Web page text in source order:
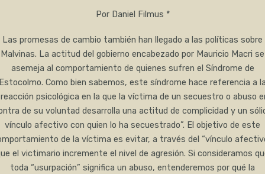
Por Daniel Filmus *
Las promesas de cambio también han llegado a las políticas sobre
Malvinas. La actitud del gobierno encabezado por Mauricio Macri se
asemeja al comportamiento de quienes sufren el Síndrome de
Estocolmo. Como bien sabemos, este síndrome hace referencia a la
psicológica en la que la víctima de un secuestro o abuso
de su voluntad desarrolla una actitud de complicidad y un
vínculo afectivo con quien lo ha secuestrado”. El objetivo de este
de la víctima es evitar, a través del “vínculo
el victimario incremente el nivel de agresión. Si consideramos
toda “usurpación” significa un abuso, entenderemos por qué la